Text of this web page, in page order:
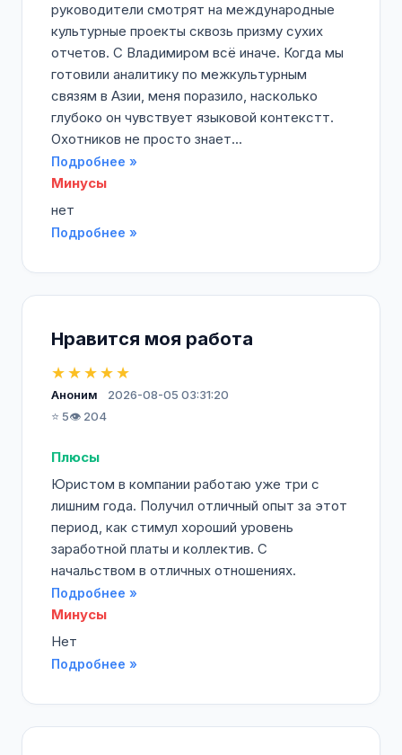
руководители смотрят на международные
культурные проекты сквозь призму сухих
отчетов. С Владимиром всё иначе. Когда мы
готовили аналитику по межкультурным
связям в Азии, меня поразило, насколько
глубоко он чувствует языковой контекстт.
Охотников не просто знает...
Подробнее »
Минусы
нет
Подробнее »
Нравится моя работа
★★★★★
Аноним
2026-08-05 03:31:20
⭐ 5👁️ 204
Плюсы
Юристом в компании работаю уже три с
лишним года. Получил отличный опыт за этот
период, как стимул хороший уровень
заработной платы и коллектив. С
начальством в отличных отношениях.
Подробнее »
Минусы
Нет
Подробнее »